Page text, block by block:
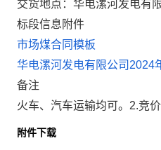
交货地点：华电漯河发电有
标段信息附件
市场煤合同模板
华电漯河发电有限公司2024
备注
火车、汽车运输均可。2.竞
附件下载